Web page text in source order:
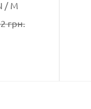
/ M
грн.